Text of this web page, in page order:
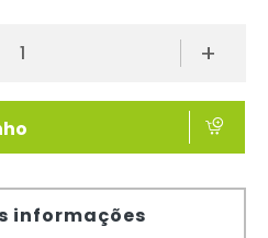
+
informações